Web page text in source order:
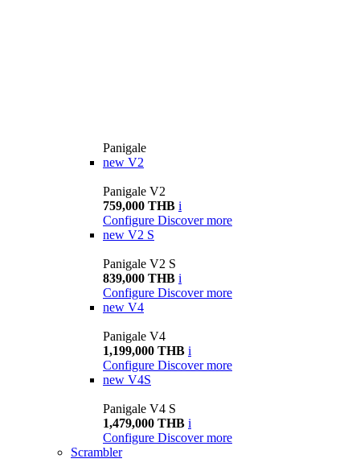
Panigale
new V2
Panigale V2
759,000 THB i
Configure Discover more
new V2 S
Panigale V2 S
839,000 THB i
Configure Discover more
new V4
Panigale V4
1,199,000 THB i
Configure Discover more
new V4S
Panigale V4 S
1,479,000 THB i
Configure Discover more
Scrambler